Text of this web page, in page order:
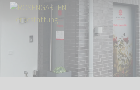
Über uns Filial-